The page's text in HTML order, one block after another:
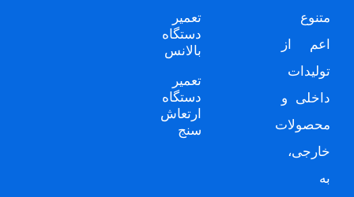
متنوع
اعم از
تولیدات
داخلی و
محصولات
خارجی،
به
تعمیر
دستگاه
بالانس
تعمیر
دستگاه
ارتعاش
سنج